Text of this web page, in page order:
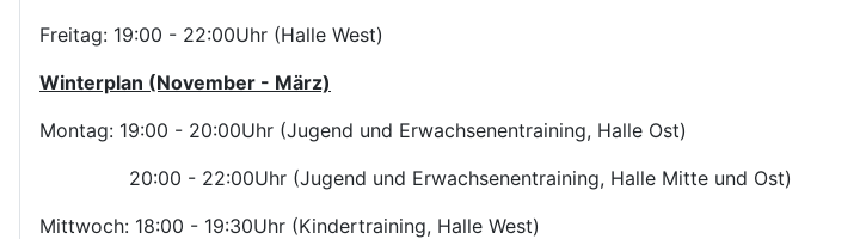
Freitag: 19:00 - 22:00Uhr (Halle West)
Winterplan (November - März)
Montag: 19:00 - 20:00Uhr (Jugend und Erwachsenentraining, Halle Ost)
20:00 - 22:00Uhr (Jugend und Erwachsenentraining, Halle Mitte und Ost)
Mittwoch: 18:00 - 19:30Uhr (Kindertraining, Halle West)